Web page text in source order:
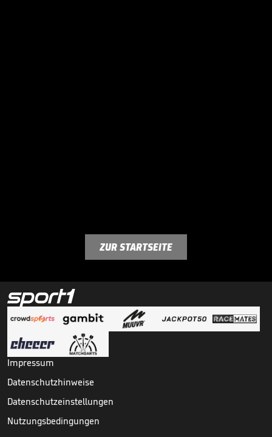
ZUR STARTSEITE
Impressum
Datenschutzhinweise
Datenschutzeinstellungen
Nutzungsbedingungen